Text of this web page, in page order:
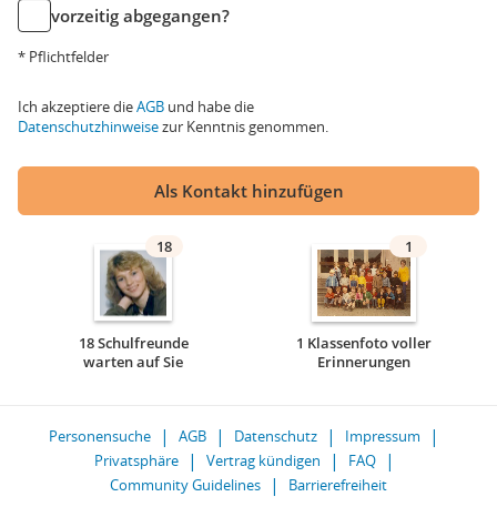
vorzeitig abgegangen?
* Pflichtfelder
Ich akzeptiere dieAGB und habe die
Datenschutzhinweisezur Kenntnis genommen.
Als Kontakt hinzufügen
18
18 Schulfreunde
warten auf Sie
1
1 Klassenfoto voller
Erinnerungen
Personensuche AGB Datenschutz
Impressum
Privatsphäre
Vertrag kündigen
FAQ
Community Guidelines
Barrierefreiheit